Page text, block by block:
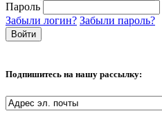
Пароль
Забыли логин? Забыли пароль?
Подпишитесь на нашу рассылку: